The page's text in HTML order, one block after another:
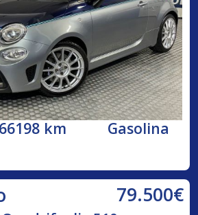
66198 km Gasolina
79.500€